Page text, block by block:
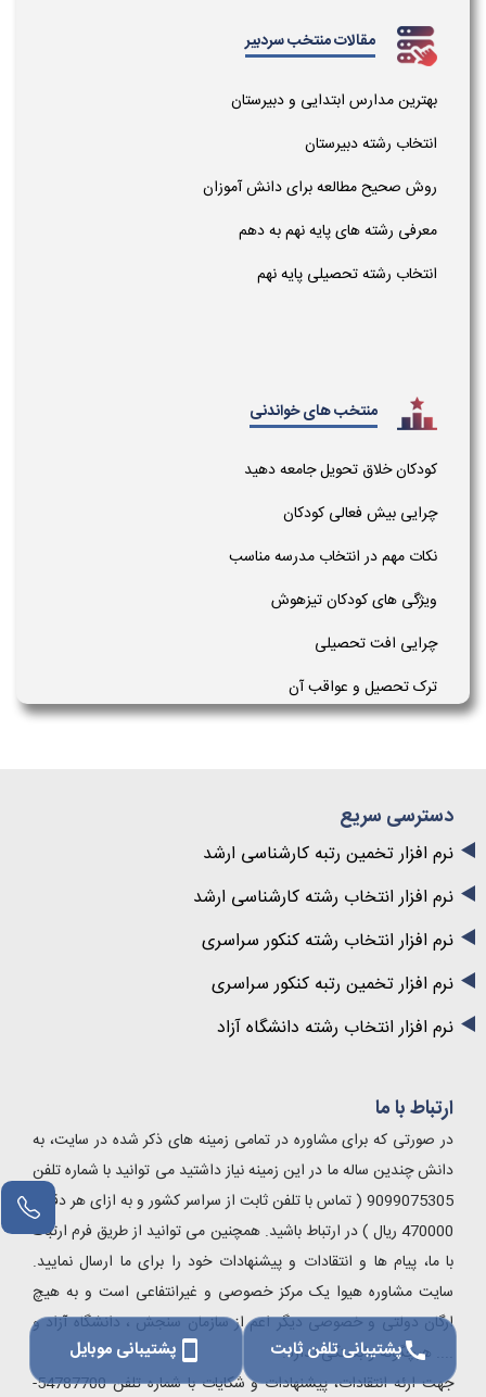
مقالات منتخب سردبیر
بهترین مدارس ابتدایی و دبیرستان
انتخاب رشته دبیرستان
روش صحیح مطالعه برای دانش آموزان
معرفی رشته های پایه نهم به دهم
انتخاب رشته تحصیلی پایه نهم
منتخب های خواندنی
کودکان خلاق تحویل جامعه دهید
چرایی بیش فعالی کودکان
نکات مهم در انتخاب مدرسه مناسب
ویژگی های کودکان تیزهوش
چرایی افت تحصیلی
ترک تحصیل و عواقب آن
دسترسی سریع
نرم افزار تخمین رتبه کارشناسی ارشد
نرم افزار انتخاب رشته کارشناسی ارشد
نرم افزار انتخاب رشته کنکور سراسری
نرم افزار تخمین رتبه کنکور سراسری
نرم افزار انتخاب رشته دانشگاه آزاد
ارتباط با ما
در صورتی که برای مشاوره در تمامی زمینه های ذکر شده در سایت، به
دانش چندین ساله ما در این زمینه نیاز داشتید می توانید با شماره تلفن
9099075305 ( تماس با تلفن ثابت از سراسر کشور و به ازای هر دقیقه
470000 ریال ) در ارتباط باشید. همچنین می توانید از طریق فرم ارتباط
با ما، پیام ها و انتقادات و پیشنهادات خود را برای ما ارسال نمایید.
سایت مشاوره هیوا یک مرکز خصوصی و غیرانتفاعی است و به هیچ
ارگان دولتی و خصوصی دیگر اعم از سازمان سنجش ، دانشگاه آزاد و
.... هیچگونه وابستگی ندارد.
جهت ارئه انتقادات، پیشنهادات و شکایات با شماره تلفن 54787700-
callپشتیبانی تلفن ثابت smartphone پشتیبانی موبایل
مشاور آنلاین